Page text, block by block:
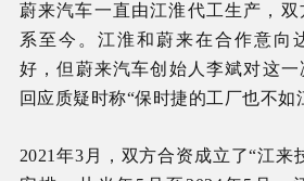
蔚来汽车一直由江淮代工生产，双
系至今。江淮和蔚来在合作意向
好，但蔚来汽车创始人李斌对这
回应质疑时称“保时捷的工厂也不如
2021年3月，双方合资成立了“江来